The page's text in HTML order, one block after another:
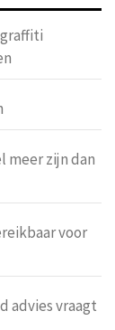
meer zijn dan
voor
advies vraagt